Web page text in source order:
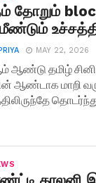
தோறும்
மீண்டும்
MAY 22, 2026
ஆண்டு தமிழ்
ஆண்டாக மாறி